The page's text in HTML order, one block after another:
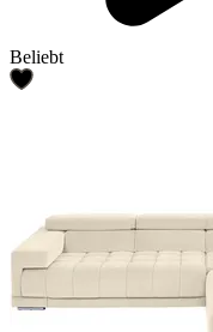
Beliebt